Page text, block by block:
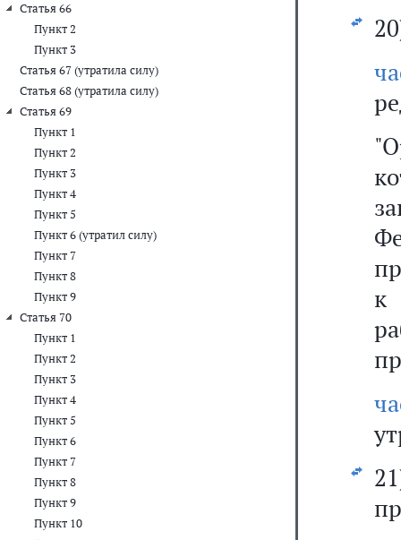
Статья 66
Пункт 2
Пункт 3
Статья 67 (утратила силу)
Статья 68 (утратила силу)
Статья 69
Пункт 1
Пункт 2
Пункт 3
Пункт 4
Пункт 5
Пункт 6 (утратил силу)
Пункт 7
Пункт 8
Пункт 9
Статья 70
Пункт 1
Пункт 2
Пункт 3
Пункт 4
Пункт 5
Пункт 6
Пункт 7
Пункт 8
Пункт 9
Пункт 10
к